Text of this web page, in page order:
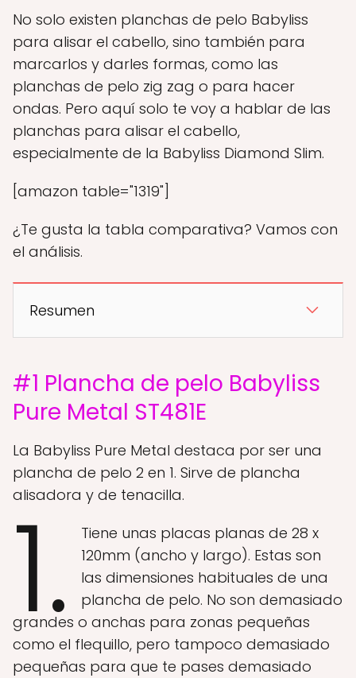
No solo existen planchas de pelo Babyliss
para alisar el cabello, sino también para
marcarlos y darles formas, como las
planchas de pelo zig zag o para hacer
ondas. Pero aquí solo te voy a hablar de las
planchas para alisar el cabello,
especialmente de la Babyliss Diamond Slim.
[amazon table="1319"]
¿Te gusta la tabla comparativa? Vamos con
el análisis.
Resumen
#1 Plancha de pelo Babyliss
Pure Metal ST481E
La Babyliss Pure Metal destaca por ser una
plancha de pelo 2 en 1. Sirve de plancha
alisadora y de tenacilla.
1.
Tiene unas placas planas de 28 x
120mm (ancho y largo). Estas son
las dimensiones habituales de una
plancha de pelo. No son demasiado
grandes o anchas para zonas pequeñas
como el flequillo, pero tampoco demasiado
pequeñas para que te pases demasiado